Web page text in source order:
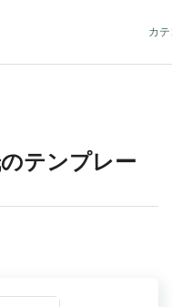
カ
テンプレー